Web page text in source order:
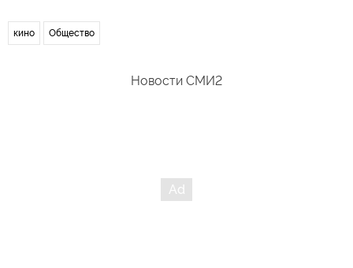
кино Общество
Новости СМИ2